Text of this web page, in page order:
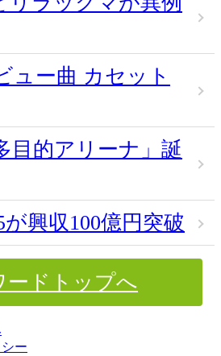
ュー曲 カセット
目的アリーナ」誕
が興収100億円突破
ードトップへ
ー